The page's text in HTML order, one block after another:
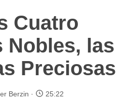
Cuatro
Nobles, las
Preciosas
Berzin 25:22